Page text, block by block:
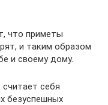
что приметы
и таким образом
и своему дому.
себя
безуспешных